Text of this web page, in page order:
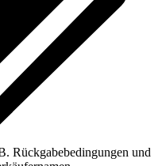
Rückgabebedingungen und